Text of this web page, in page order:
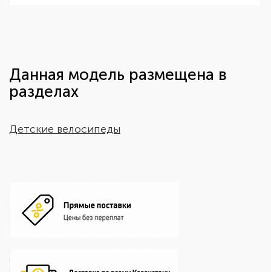
Данная модель размещена в
разделах
Детские велосипеды